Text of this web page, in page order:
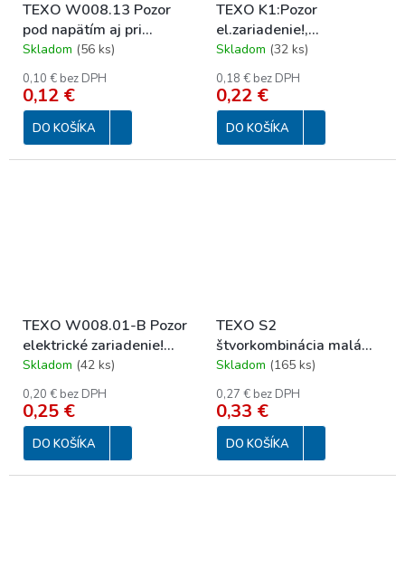
TEXO W008.13 Pozor
pod napätím aj pri
vypnutom vypínači
32x65
Skladom (56 ks)
0,10 € bez DPH
0,12 €
DO KOŠÍKA
TEXO K1:Pozor
el.zariadenie!,
r.73x105mm
Skladom (32 ks)
0,18 € bez DPH
0,22 €
DO KOŠÍKA
TEXO W008.01-B Pozor
elektrické zariadenie!
65x131mm
Skladom (42 ks)
0,20 € bez DPH
0,25 €
DO KOŠÍKA
TEXO S2
štvorkombinácia malá
60x80mm
Skladom (165 ks)
0,27 € bez DPH
0,33 €
DO KOŠÍKA